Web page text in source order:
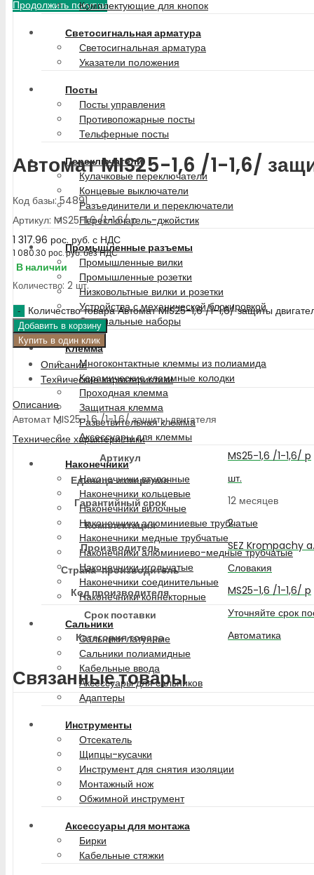
Продолжить покупкиКомплектующие для кнопок
Светосигнальная арматура
Светосигнальная арматура
Указатели положения
Посты
Посты управления
Противопожарные посты
Тельферные посты
Переключатели
Кулачковые переключатели
Концевые выключатели
Разъединители и переключатели
Переключатель-джойстик
Промышленные разъемы
Промышленные вилки
Промышленные розетки
Низковольтные вилки и розетки
Устройства с механической блокировкой
Специальные наборы
Клемма
Многоконтактные клеммы из полиамида
Керамические клеммные колодки
Проходная клемма
Защитная клемма
Разветвительная клемма
Аксессуары для клеммы
Наконечники
Наконечники втулочные
Наконечники кольцевые
Наконечники вилочные
Наконечники алюминиевые трубчатые
Наконечники медные трубчатые
Наконечники алюминиево-медные трубчатые
Наконечники игольчатые
Наконечники соединительные
Наконечники коннекторные
Сальники
Сальники латунные
Сальники полиамидные
Кабельные ввода
Аксессуары для сальников
Адаптеры
Инструменты
Отсекатель
Щипцы-кусачки
Инструмент для снятия изоляции
Монтажный нож
Обжимной инструмент
Аксессуары для монтажа
Бирки
Кабельные стяжки
Автомат MIS25-1,6 /1-1,6/
Код базы: 54891
Артикул: MS25-1,6 /1-1,6/ p
1 317.96 рос. руб. с НДС
1 080.30 рос. руб.без НДС
В наличии
Количество: 2 шт.
Количество товара Автомат MIS25-1,6 /1-1,6/ защиты
Добавить в корзину
Купить в один клик
Описание
Технические характеристики
Описание
Автомат MIS25-1,6 /1-1,6/ защиты двигателя
Технические характеристики
Артикул
MS25-1,6 /1-1,6/ p
Единица измерения
шт.
Гарантийный срок
12 месяцев
Комплектация
2
Производитель
SEZ Krompachy
Страна-производитель
Словакия
Код производителя
MS25-1,6 /1-1,6/ p
Срок поставки
Уточняйте срок
Категория товара
Автоматика
Связанные товары